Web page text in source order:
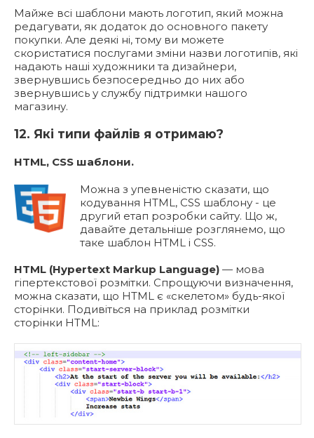
Майже всі шаблони мають логотип, який можна
редагувати, як додаток до основного пакету
покупки. Але деякі ні, тому ви можете
скористатися послугами зміни назви логотипів, які
надають наші художники та дизайнери,
звернувшись безпосередньо до них або
звернувшись у службу підтримки нашого
магазину.
12. Які типи файлів я отримаю?
HTML, CSS шаблони.
Можна з упевненістю сказати, що
кодування HTML, CSS шаблону - це
другий етап розробки сайту. Що ж,
давайте детальніше розглянемо, що
таке шаблон HTML і CSS.
HTML (Hypertext Markup Language) — мова
гіпертекстової розмітки. Спрощуючи визначення,
можна сказати, що HTML є «скелетом» будь-якої
сторінки. Подивіться на приклад розмітки
сторінки HTML: